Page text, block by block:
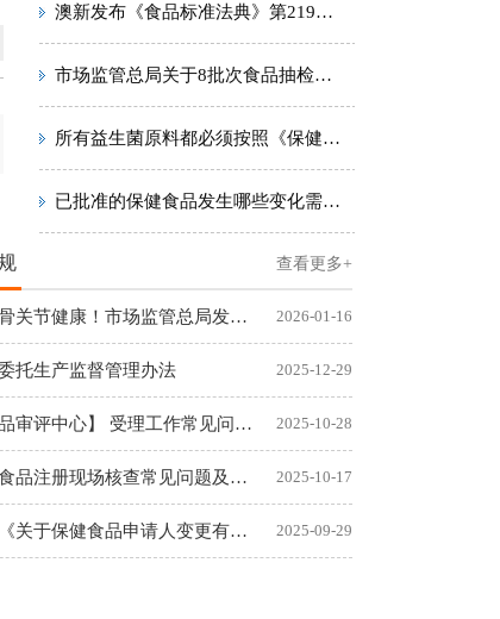
澳新发布《食品标准法典》第219号修正案
市场监管总局关于8批次食品抽检不合格情况的通告〔2023年 第13号〕
所有益生菌原料都必须按照《保健食品原料用菌种安全性检验与评价技术指导原则（2020年版）》进行安全性评价吗？
已批准的保健食品发生哪些变化需提出变更注册申请，如何提交材料？
查看更多+
关乎骨关节健康！市场监管总局发布首个保健食品新功能 2026-01-16
托生产监督管理办法 2025-12-29
【食品审评中心】 受理工作常见问题汇总 2025-10-28
保健食品注册现场核查常见问题及解答(一) 2025-10-17
根据《关于保健食品申请人变更有关问题的通知》（国食药监许〔2 2025-09-29